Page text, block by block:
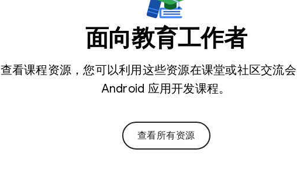
面向教育工作者
查看课程资源，您可以利用这些资源在课堂或社区交流
Android 应用开发课程。
查看所有资源